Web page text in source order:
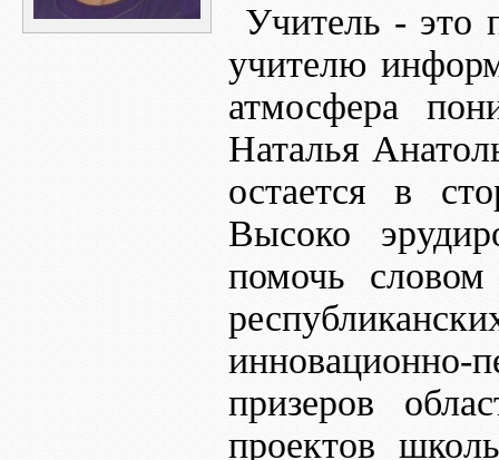
Учитель - это
учителю
атмосфера
Наталья
остается в
Высоко
помочь
инновационно-
призеров
проектов